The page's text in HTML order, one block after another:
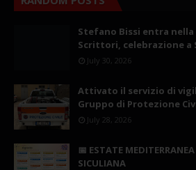
Stefano Bissi entra
Scrittori, celebrazione a
July 30, 2026
Attivato il servizio di
Gruppo di Protezione
July 28, 2026
📅 ESTATE
SICULIANA